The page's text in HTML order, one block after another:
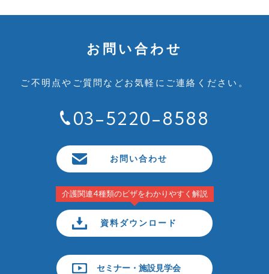
お問い合わせ
ご不明点やご質問などお気軽にご連絡ください。
03-5220-8588
お問い合わせ
介護関連4種類のビザをわかりやすく解説
資料ダウンロード
セミナー・施設見学会